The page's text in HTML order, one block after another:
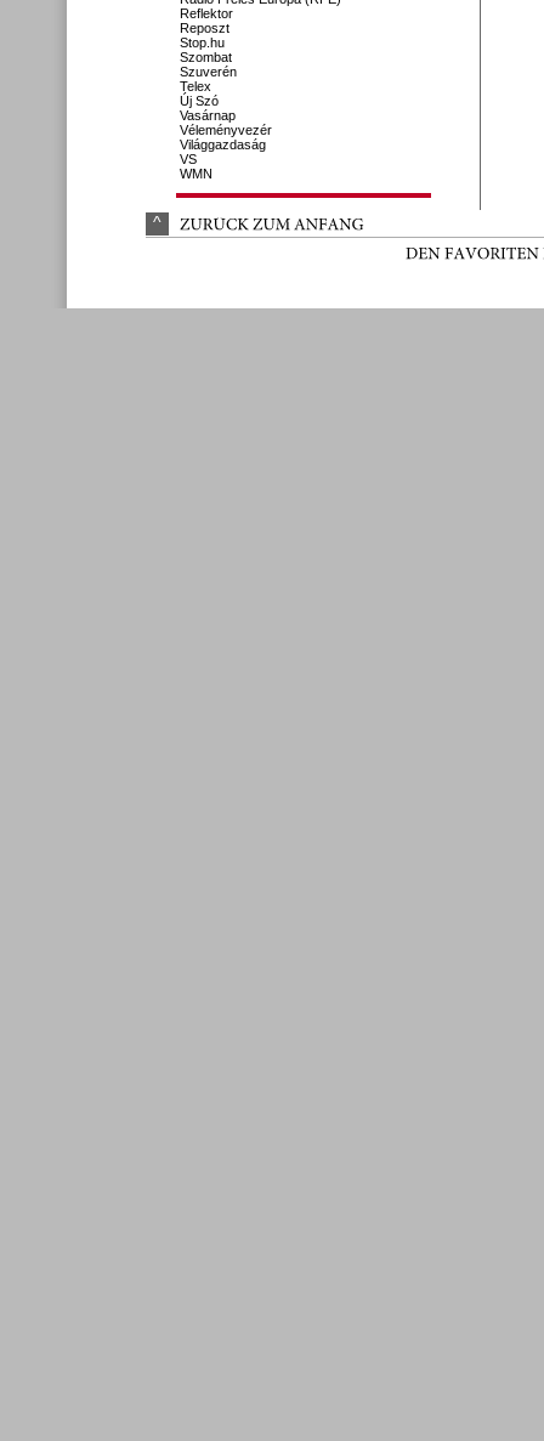
Reflektor
Reposzt
Stop.hu
Szombat
Szuverén
Telex
Új Szó
Vasárnap
Véleményvezér
Világgazdaság
VS
WMN
^ ZURÜCK ZUM ANFANG
DEN FAVORITEN